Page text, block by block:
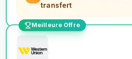
transfert
Meilleure Offre